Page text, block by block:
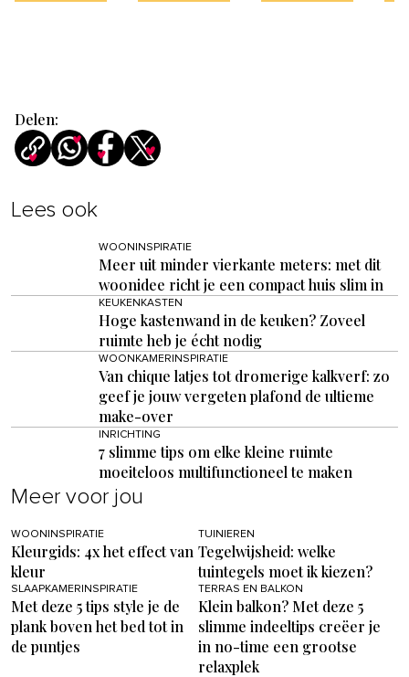
Delen:
Lees ook
WOONINSPIRATIE
Meer uit minder vierkante meters: met dit
woonidee richt je een compact huis slim in
KEUKENKASTEN
Hoge kastenwand in de keuken? Zoveel
ruimte heb je écht nodig
WOONKAMERINSPIRATIE
Van chique latjes tot dromerige kalkverf: zo
geef je jouw vergeten plafond de ultieme
make-over
INRICHTING
7 slimme tips om elke kleine ruimte
moeiteloos multifunctioneel te maken
Meer voor jou
WOONINSPIRATIE
Kleurgids: 4x het effect van
kleur
TUINIEREN
Tegelwijsheid: welke
tuintegels moet ik kiezen?
SLAAPKAMERINSPIRATIE
Met deze 5 tips style je de
plank boven het bed tot in
de puntjes
TERRAS EN BALKON
Klein balkon? Met deze 5
slimme indeeltips creëer je
in no-time een grootse
relaxplek